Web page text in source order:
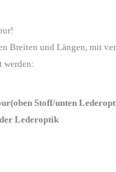
Breiten und Längen, mit
werden:
Stoff/unten
Lederoptik